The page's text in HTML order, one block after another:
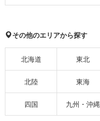
その他のエリアから探す
北海道 東北
北陸 東海
四国 九州・沖縄